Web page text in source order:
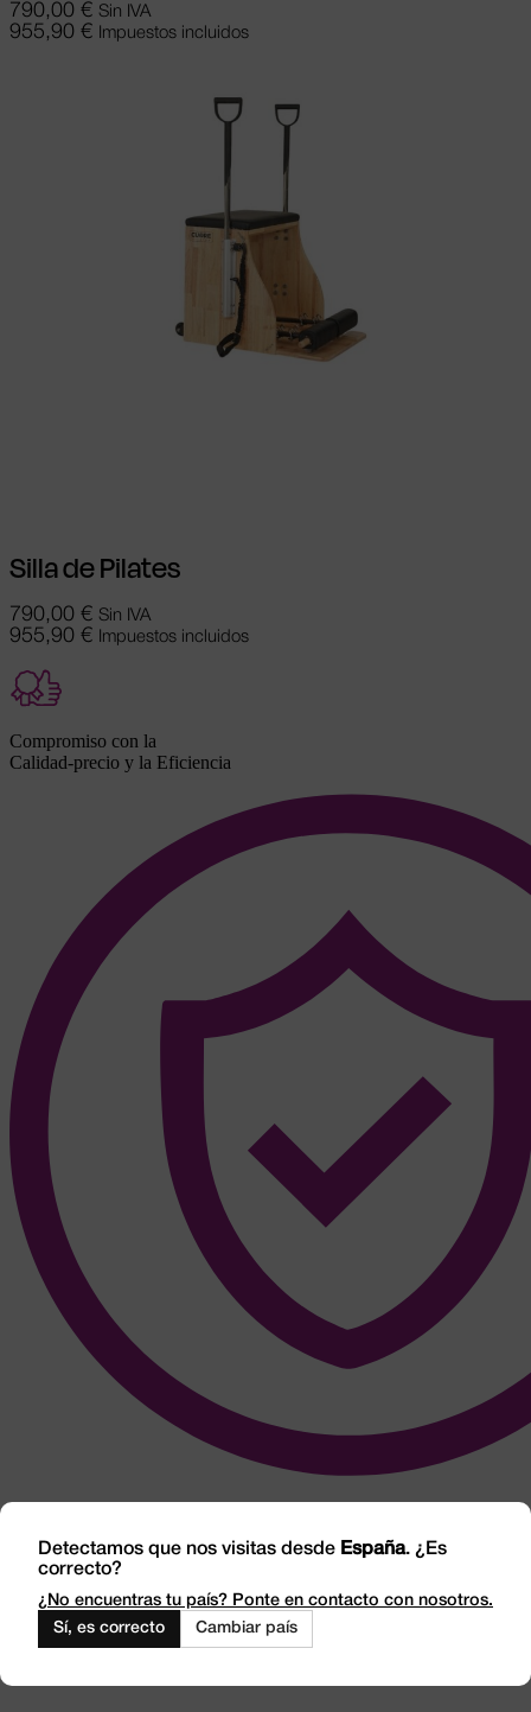
790,00 € Sin IVA
955,90 € Impuestos incluidos
Silla de Pilates
790,00 € Sin IVA
955,90 € Impuestos incluidos
Compromiso con la
Calidad-precio y la Eficiencia
Detectamos que nos visitas desde España. ¿Es
correcto?
¿No encuentras tu país? Ponte en contacto con nosotros.
Sí, es correcto
Cambiar país